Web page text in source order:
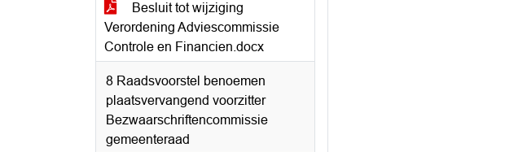
Besluit tot wijziging
Verordening Adviescommissie
Controle en Financien.docx
8 Raadsvoorstel benoemen
plaatsvervangend voorzitter
Bezwaarschriftencommissie
gemeenteraad